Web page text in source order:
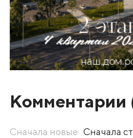
Комментарии
Сначала новые Сначала